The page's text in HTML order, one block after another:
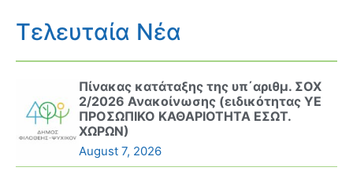
Τελευταία Νέα
Πίνακας κατάταξης της υπ΄αριθμ. ΣΟΧ
2/2026 Ανακοίνωσης (ειδικότητας ΥΕ
ΠΡΟΣΩΠΙΚΟ ΚΑΘΑΡΙΟΤΗΤΑ ΕΣΩΤ.
ΧΩΡΩΝ)
August 7, 2026